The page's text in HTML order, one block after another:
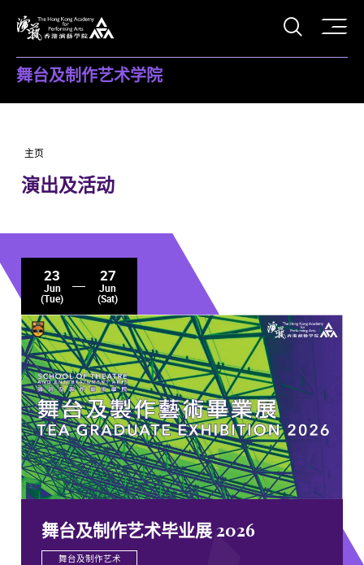
打开
舞台及制作艺术学院
主页
演出及活动
23
Jun
(Tue)
27
Jun
(Sat)
舞台及制作艺术毕业展 2026
舞台及制作艺术